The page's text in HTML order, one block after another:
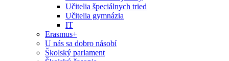
Učitelia špeciálnych tried
Učitelia gymnázia
IT
Erasmus+
U nás sa dobro násobí
Školský parlament